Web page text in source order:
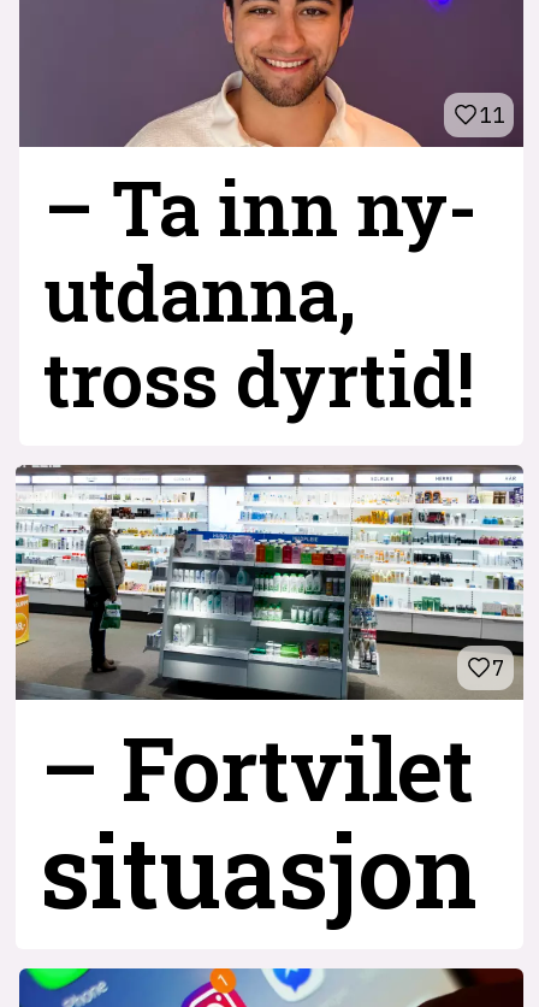
11
– Ta inn ny­
utdanna,
tross dyrtid!
7
– Fortvilet
situasjon